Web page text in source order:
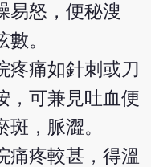
易怒，便秘溲
。
疼痛如針刺或刀
，可兼見吐血便
，脈澀。
痛疼較甚，得溫